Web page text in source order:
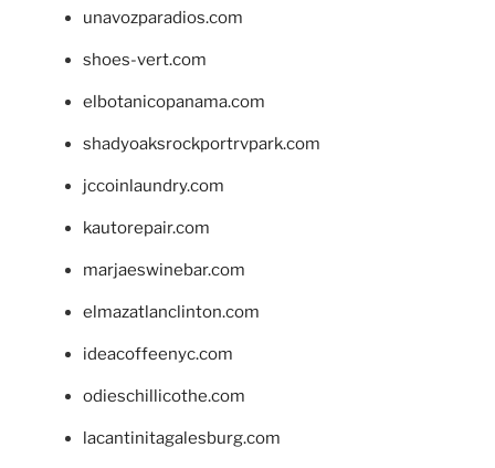
unavozparadios.com
shoes-vert.com
elbotanicopanama.com
shadyoaksrockportrvpark.com
jccoinlaundry.com
kautorepair.com
marjaeswinebar.com
elmazatlanclinton.com
ideacoffeenyc.com
odieschillicothe.com
lacantinitagalesburg.com